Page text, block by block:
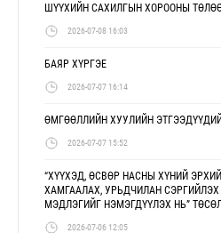
ШҮҮХИЙН САХИЛГЫН ХОРООНЫ
2026-07-08 16:03
БАЯР ХҮРГЭЕ
2026-07-07 16:14
ӨМГӨӨЛЛИЙН ХУУЛИЙН
2026-07-07 15:52
“ХҮҮХЭД, ӨСВӨР НАСНЫ ХҮНИЙ
ХАМГААЛАХ, УРЬДЧИЛАН
МЭДЛЭГИЙГ НЭМЭГДҮҮЛЭХ НЬ”
2026-07-06 12:05